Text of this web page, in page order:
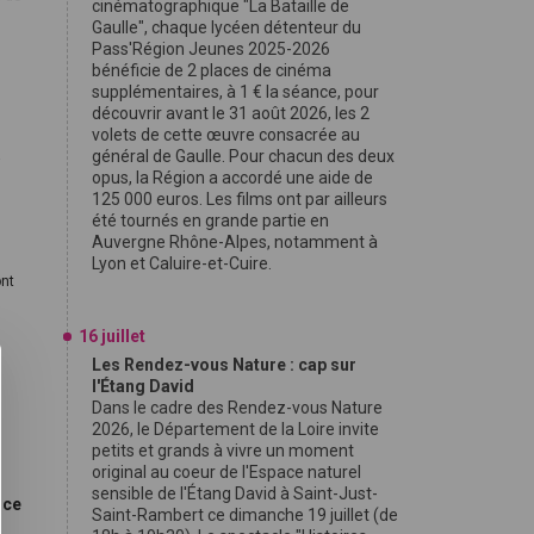
cinématographique "La Bataille de
Gaulle", chaque lycéen détenteur du
Pass'Région Jeunes 2025-2026
bénéficie de 2 places de cinéma
supplémentaires, à 1 € la séance, pour
découvrir avant le 31 août 2026, les 2
volets de cette œuvre consacrée au
général de Gaulle. Pour chacun des deux
opus, la Région a accordé une aide de
125 000 euros. Les films ont par ailleurs
été tournés en grande partie en
Auvergne Rhône-Alpes, notamment à
Lyon et Caluire-et-Cuire.
16 juillet
Les Rendez-vous Nature : cap sur
l'Étang David
Dans le cadre des Rendez-vous Nature
2026, le Département de la Loire invite
petits et grands à vivre un moment
original au coeur de l'Espace naturel
sensible de l'Étang David à Saint-Just-
Saint-Rambert ce dimanche 19 juillet (de